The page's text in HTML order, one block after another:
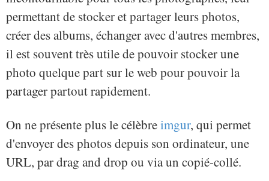
permettant de stocker et partager leurs photos,
créer des albums, échanger avec d'autres membres,
il est souvent très utile de pouvoir stocker une
photo quelque part sur le web pour pouvoir la
partager partout rapidement.
On ne présente plus le célèbreimgur, qui permet
d'envoyer des photos depuis son ordinateur, une
URL, par drag and drop ou via un copié-collé.